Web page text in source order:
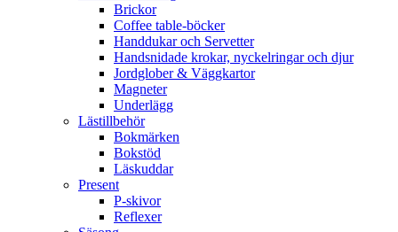
Brickor
Coffee table-böcker
Handdukar och Servetter
Handsnidade krokar, nyckelringar och djur
Jordglober & Väggkartor
Magneter
Underlägg
Lästillbehör
Bokmärken
Bokstöd
Läskuddar
Present
P-skivor
Reflexer